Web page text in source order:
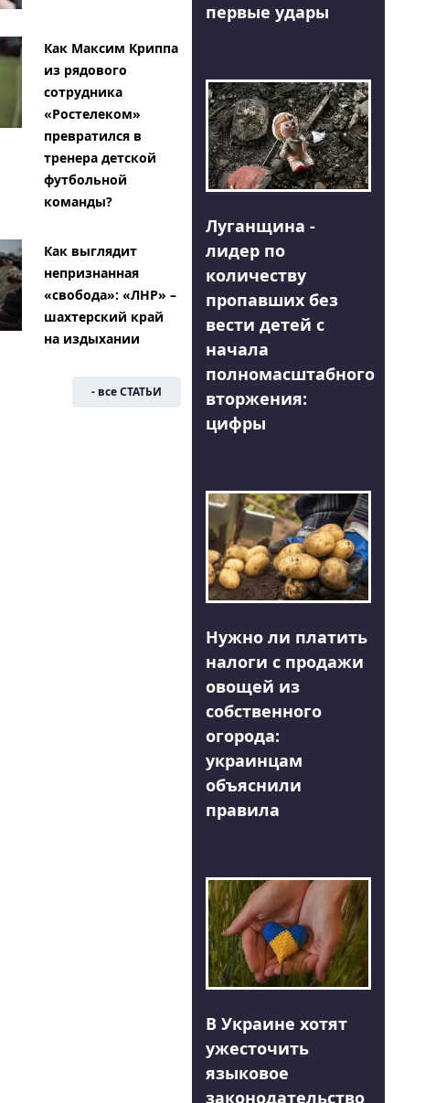
Как Максим Криппа
из рядового
сотрудника
«Ростелеком»
превратился в
тренера детской
футбольной
команды?
Как выглядит
непризнанная
«свобода»: «ЛНР» –
шахтерский край
на издыхании
- все СТАТЬИ
первые удары
Луганщина -
лидер по
количеству
пропавших без
вести детей с
начала
полномасштабного
вторжения:
цифры
Нужно ли платить
налоги с продажи
овощей из
собственного
огорода:
украинцам
объяснили
правила
В Украине хотят
ужесточить
языковое
законодательство